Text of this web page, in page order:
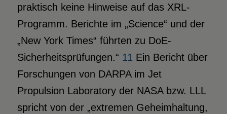
praktisch keine Hinweise auf das XRL-
Programm. Berichte im „Science“ und der
„New York Times“ führten zu DoE-
Sicherheitsprüfungen.“ 11 Ein Bericht über
Forschungen von DARPA im Jet
Propulsion Laboratory der NASA bzw. LLL
spricht von der „extremen Geheimhaltung,